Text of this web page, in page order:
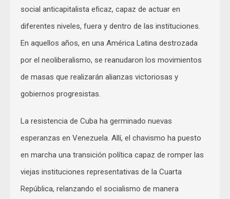
social anticapitalista eficaz, capaz de actuar en
diferentes niveles, fuera y dentro de las instituciones.
En aquellos años, en una América Latina destrozada
por el neoliberalismo, se reanudaron los movimientos
de masas que realizarán alianzas victoriosas y
gobiernos progresistas.
La resistencia de Cuba ha germinado nuevas
esperanzas en Venezuela. Allí, el chavismo ha puesto
en marcha una transición política capaz de romper las
viejas instituciones representativas de la Cuarta
República, relanzando el socialismo de manera